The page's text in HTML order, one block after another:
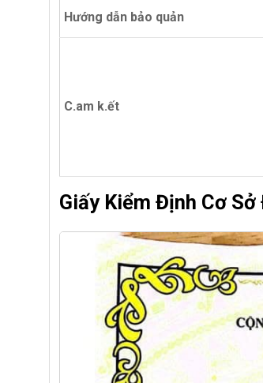
Hướng dẫn bảo quản
C.am k.ết
Giấy Kiểm Định Cơ